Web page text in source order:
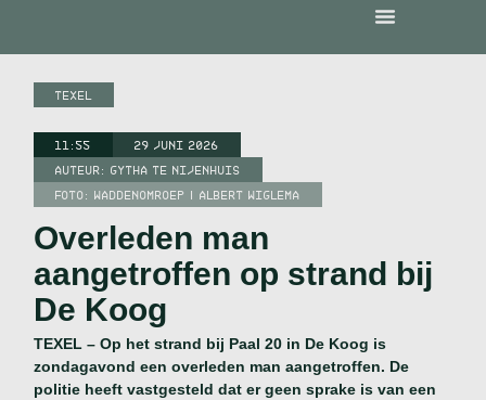
TEXEL
11:55
29 JUNI 2026
AUTEUR:GYTHA TE NIJENHUIS
FOTO: WADDENOMROEP | ALBERT WIGLEMA
Overleden man
aangetroffen op strand bij
De Koog
TEXEL – Op het strand bij Paal 20 in De Koog is
zondagavond een overleden man aangetroffen. De
politie heeft vastgesteld dat er geen sprake is van een